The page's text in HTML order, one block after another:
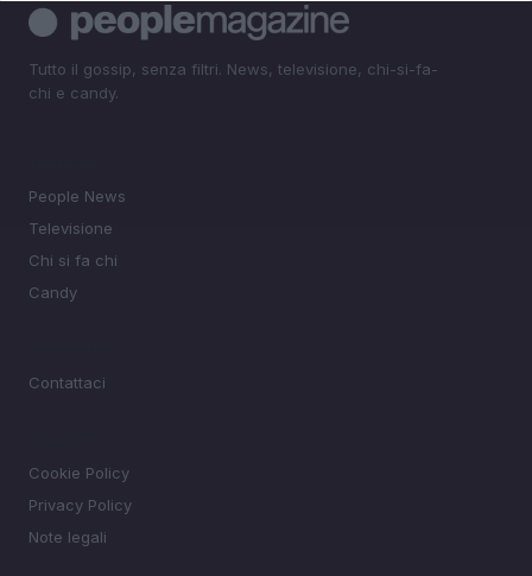
Tutto il gossip, senza filtri. News, televisione, chi-si-fa-
chi e candy.
People News
Televisione
Chi si fa chi
Candy
Contattaci
Cookie Policy
Privacy Policy
Note legali